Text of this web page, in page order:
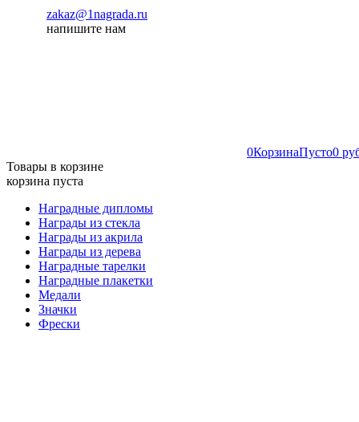
zakaz@1nagrada.ru
напишите нам
0КорзинаПусто0
Товары в корзине
корзина пуста
Наградные дипломы
Награды из стекла
Награды из акрила
Награды из дерева
Наградные тарелки
Наградные плакетки
Медали
Значки
Фрески